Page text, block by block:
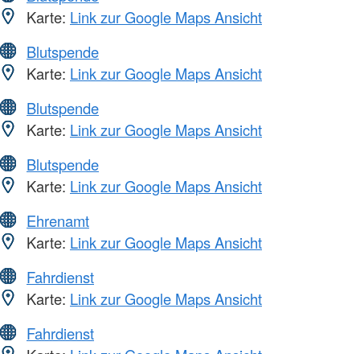
Karte: Link zur Google Maps Ansicht
Blutspende
Karte: Link zur Google Maps Ansicht
Blutspende
Karte: Link zur Google Maps Ansicht
Blutspende
Karte: Link zur Google Maps Ansicht
Ehrenamt
Karte: Link zur Google Maps Ansicht
Fahrdienst
Karte: Link zur Google Maps Ansicht
Fahrdienst